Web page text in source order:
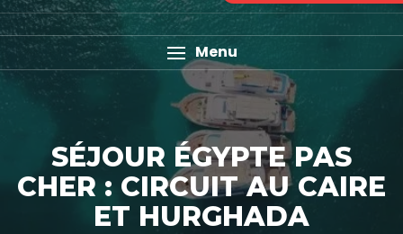
Menu
SÉJOUR ÉGYPTE PAS
CHER : CIRCUIT AU CAIRE
ET HURGHADA